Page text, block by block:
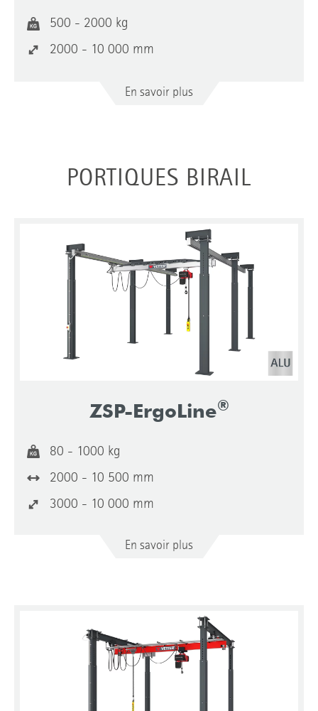
500 - 2000 kg
2000 - 10 000 mm
En savoir plus
PORTIQUES BIRAIL
ZSP-ErgoLine®
80 - 1000 kg
2000 - 10 500 mm
3000 - 10 000 mm
En savoir plus